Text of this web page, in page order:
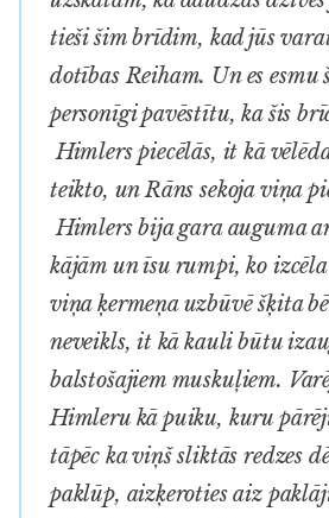
tieši šim brīdim, kad jūs
dotības Reiham. Un es esmu
personīgi pavēstītu, ka šis
Himlers piecēlās, it kā
teikto, un Rāns sekoja viņa
Himlers bija gara auguma
kājām un īsu rumpi, ko
viņa ķermeņa uzbūvē šķita
neveikls, it kā kauli būtu
balstošajiem muskuļiem.
Himleru kā puiku, kuru
tāpēc ka viņš sliktās redzes
paklūp, aizķeroties aiz